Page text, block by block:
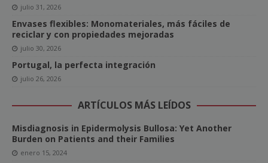
julio 31, 2026
Envases flexibles: Monomateriales, más fáciles de
reciclar y con propiedades mejoradas
julio 30, 2026
Portugal, la perfecta integración
julio 26, 2026
ARTÍCULOS MÁS LEÍDOS
Misdiagnosis in Epidermolysis Bullosa: Yet Another
Burden on Patients and their Families
enero 15, 2024